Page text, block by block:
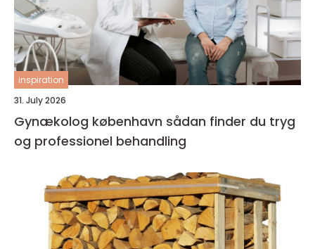
inspiration
31. July 2026
Gynækolog københavn sådan finder du tryg
og professionel behandling